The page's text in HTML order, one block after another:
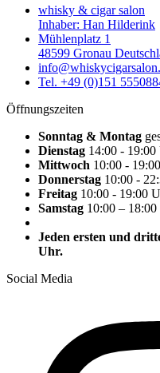
whisky & cigar salon
Inhaber: Han Hilderink
Mühlenplatz 1
48599 Gronau
Tel. +49 (0)151
Öffnungszeiten
Sonntag & Montag
Dienstag 14:00 - 19:00
Mittwoch 10:00 -
Donnerstag 10:00 -
Freitag 10:00 - 19:00
Samstag 10:00 –
Jeden ersten und
Uhr.
Social Media